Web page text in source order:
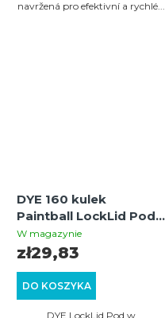
navržená pro efektivní a rychlé...
DYE 160 kulek
Paintball LockLid Pod /
Speedloader –
Cyjanowy Niebieski
W magazynie
DO KOSZYKA
zł29,83
DYE LockLid Pod w